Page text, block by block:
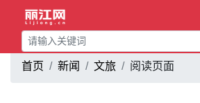
首页 新闻 文旅 阅读页面